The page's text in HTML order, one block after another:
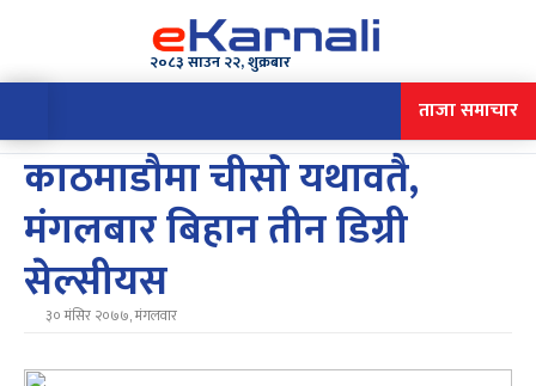
२०८३ साउन २२, शुक्रबार
ताजा समाचार
काठमाडौमा चीसो यथावतै,
मंगलबार बिहान तीन डिग्री
सेल्सीयस
३० मंसिर २०७७, मंगलवार